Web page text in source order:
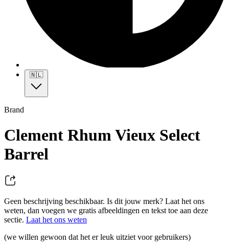
🇳🇱
Brand
Clement Rhum Vieux Select
Barrel
Geen beschrijving beschikbaar. Is dit jouw merk? Laat het ons
weten, dan voegen we gratis afbeeldingen en tekst toe aan deze
sectie. Laat het ons weten
(we willen gewoon dat het er leuk uitziet voor gebruikers)